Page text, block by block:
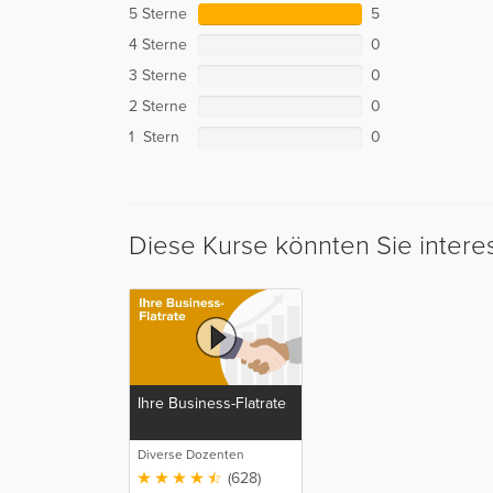
5 Sterne
5
4 Sterne
0
3 Sterne
0
2 Sterne
0
1 Stern
0
Diese Kurse könnten Sie
Ihre Business-Flatrate
Diverse Dozenten
(628)